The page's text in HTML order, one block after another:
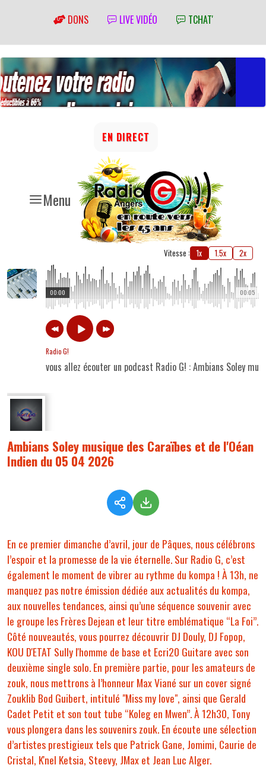
DONS LIVE VIDÉO TCHAT'
Menu
EN DIRECT
Vitesse : 1x 1.5x 2x
00:05
00:00
Radio G!
vous allez écouter un podcast Radio G! : Ambians Soley
Ambians Soley musique des Caraïbes et de l'Oéan
Indien du 05 04 2026
En ce premier dimanche d’avril, jour de Pâques, nous célébrons
l’espoir et la promesse de la vie éternelle. Sur Radio G, c’est
également le moment de vibrer au rythme du kompa ! À 13h, ne
manquez pas notre émission dédiée aux actualités du kompa,
aux nouvelles tendances, ainsi qu’une séquence souvenir avec
le groupe les Frères Dejean et leur titre emblématique “La Foi”.
Côté nouveautés, vous pourrez découvrir DJ Douly, DJ Fopop,
KOU D'ETAT Sully l'homme de base et Ecri20 Guitare avec son
deuxième single solo. En première partie, pour les amateurs de
zouk, nous mettrons à l’honneur Max Viané sur un cover signé
Zouklib Bod Guibert, intitulé "Miss my love", ainsi que Gerald
Cadet Petit et son tout tube “Koleg en Mwen”. À 12h30, Tony
vous plongera dans les souvenirs zouk. En écoute une sélection
d’artistes prestigieux tels que Patrick Gane, Jomimi, Caurie de
Cristal, K'nel Ketsia, Steevy, JMax et Jean Luc Alger.